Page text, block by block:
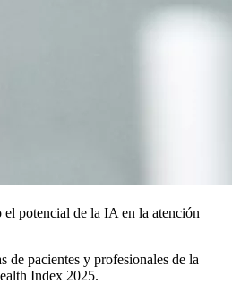
potencial de la IA en la atención
de pacientes y profesionales de la
Index 2025.​